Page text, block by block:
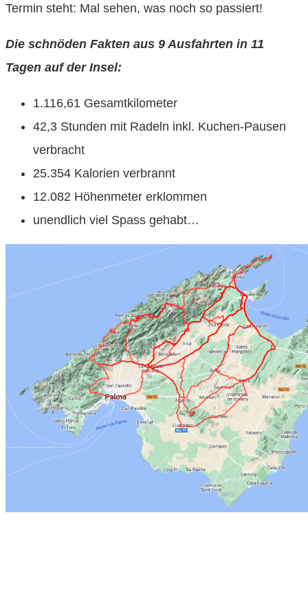
Termin steht: Mal sehen, was noch so passiert!
Die schnöden Fakten aus 9 Ausfahrten in 11
Tagen auf der Insel:
1.116,61 Gesamtkilometer
42,3 Stunden mit Radeln inkl. Kuchen-Pausen
verbracht
25.354 Kalorien verbrannt
12.082 Höhenmeter erklommen
unendlich viel Spass gehabt…